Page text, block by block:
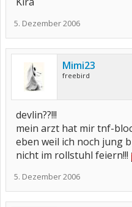
5. Dezember 2006
Mimi23
freebird
devlin??!!!
mein arzt hat mir tnf-
eben weil ich noch jung
nicht im rollstuhl feiern!!!
5. Dezember 2006